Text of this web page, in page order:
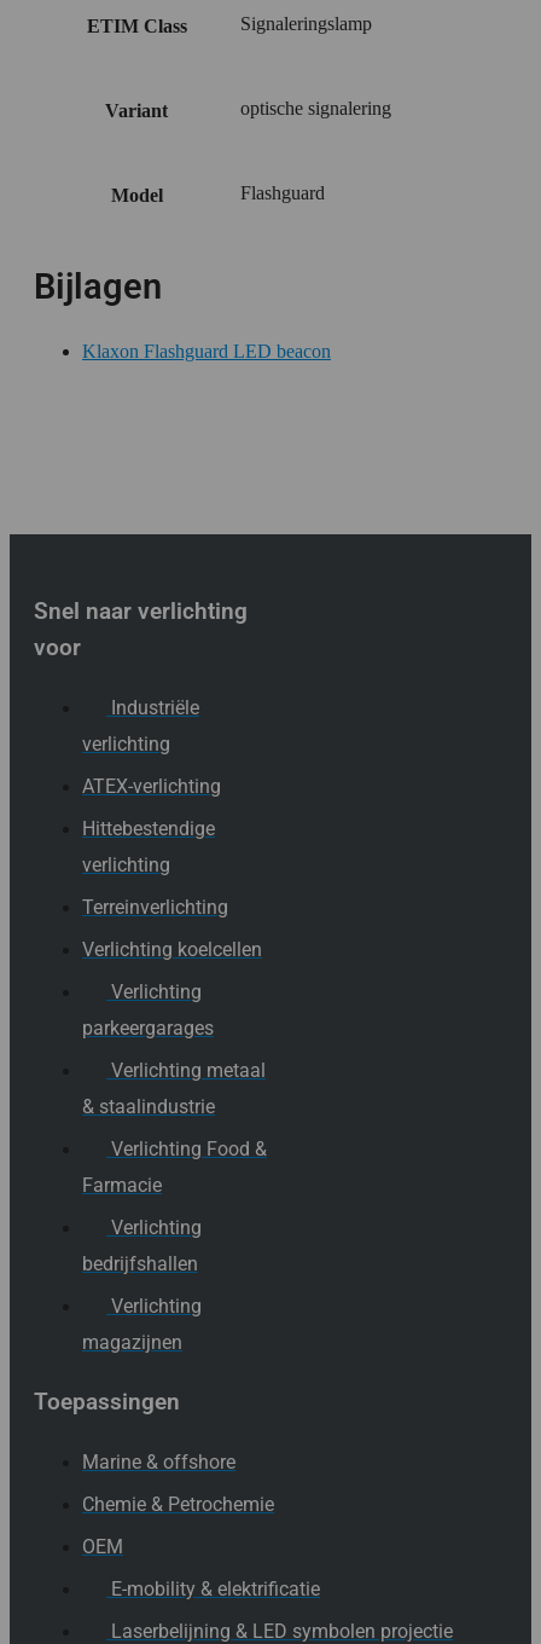
ETIM Class Signaleringslamp
Variant optische signalering
Model Flashguard
Bijlagen
Klaxon Flashguard LED beacon
Snel naar verlichting
voor
Industriële
verlichting
ATEX-verlichting
Hittebestendige
verlichting
Terreinverlichting
Verlichting koelcellen
Verlichting
parkeergarages
Verlichting metaal
& staalindustrie
Verlichting Food &
Farmacie
Verlichting
bedrijfshallen
Verlichting
magazijnen
Toepassingen
Marine & offshore
Chemie & Petrochemie
OEM
E-mobility & elektrificatie
Laserbelijning & LED symbolen projectie